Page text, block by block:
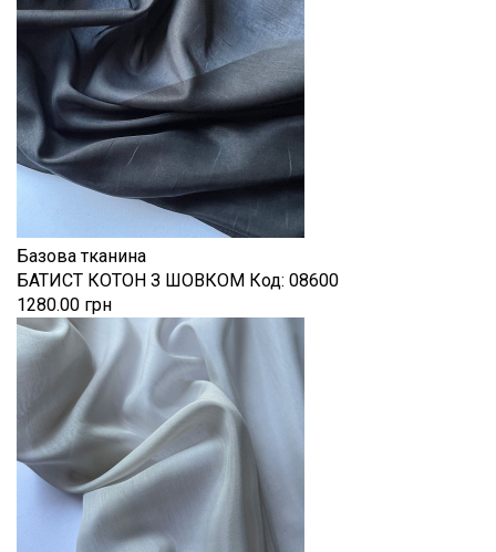
Базова тканина
БАТИСТ КОТОН З ШОВКОМ Код: 08600
1280.00 грн